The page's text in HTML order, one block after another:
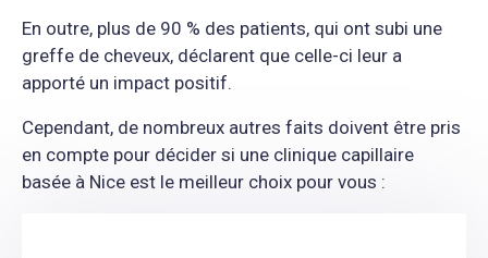
En outre, plus de 90 % des patients, qui ont subi une
greffe de cheveux, déclarent que celle-ci leur a
apporté un impact positif.
Cependant, de nombreux autres faits doivent être pris
en compte pour décider si une clinique capillaire
basée à Nice est le meilleur choix pour vous :